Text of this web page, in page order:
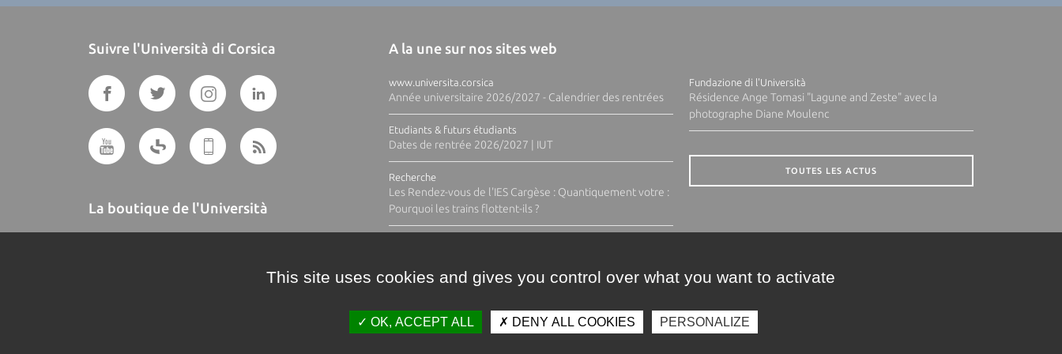
Suivre l'Università di Corsica
La boutique de l'Università
A la une sur nos sites web
www.universita.corsica
Année universitaire 2026/2027 - Calendrier des rentrées
Etudiants & futurs étudiants
Dates de rentrée 2026/2027 | IUT
Recherche
Les Rendez-vous de l'IES Cargèse : Quantiquement votre :
Pourquoi les trains flottent-ils ?
Fundazione di l'Università
Résidence Ange Tomasi "Lagune and Zeste" avec la
photographe Diane Moulenc
TOUTES LES ACTUS
This site uses cookies and gives you control over what you want to activate
OK, ACCEPT ALL DENY ALL COOKIES PERSONALIZE